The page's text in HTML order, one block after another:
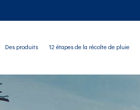
Des produits 12 étapes de la récolte de pluie